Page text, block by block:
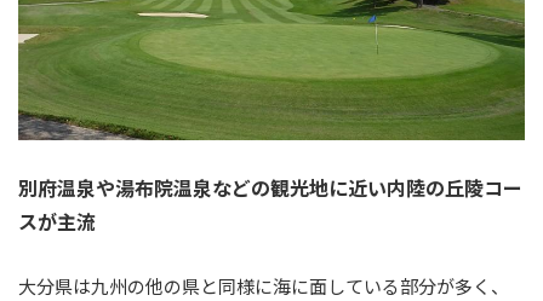
別府温泉や湯布院温泉などの観光地に近い内陸の丘陵コー
スが主流
大分県は九州の他の県と同様に海に面している部分が多く、